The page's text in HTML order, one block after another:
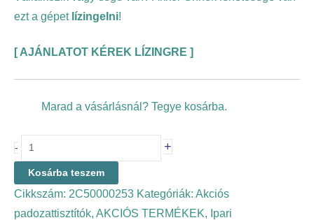
ezt a gépet lízingelni!
[AJÁNLATOT KÉREK LÍZINGRE ]
Marad a vásárlásnál? Tegye kosárba.
- +
Kosárba teszem
Cikkszám: 2C50000253 Kategóriák: Akciós
padozattisztítók, AKCIÓS TERMÉKEK, Ipari